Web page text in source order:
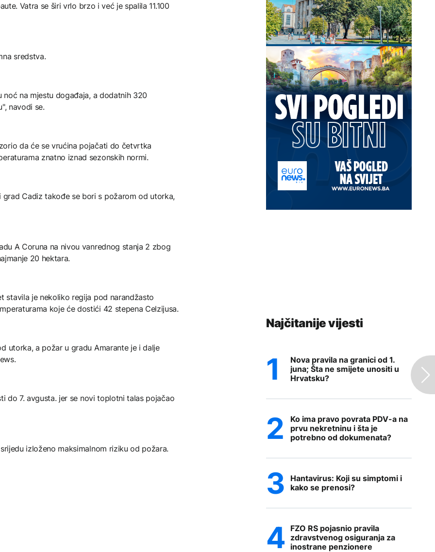
Vatra se širi vrlo brzo i već je spalila 11.100
sredstva.
na mjestu događaja, a dodatnih 320
navodi se.
da će se vrućina pojačati do četvrtka
znatno iznad sezonskih normi.
grad Cadiz takođe se bori s požarom od utorka,
A Coruna na nivou vanrednog stanja 2 zbog
20 hektara.
stavila je nekoliko regija pod narandžasto
koje će dostići 42 stepena Celzijusa.
utorka, a požar u gradu Amarante je i dalje
do 7. avgusta. jer se novi toplotni talas pojačao
izloženo maksimalnom riziku od požara.
Najčitanije vijesti
Nova pravila na granici od 1.
juna; Šta ne smijete unositi u
Hrvatsku?
Ko ima pravo povrata PDV-a na
prvu nekretninu i šta je
potrebno od dokumenata?
Hantavirus: Koji su simptomi i
kako se prenosi?
FZO RS pojasnio pravila
zdravstvenog osiguranja za
inostrane penzionere